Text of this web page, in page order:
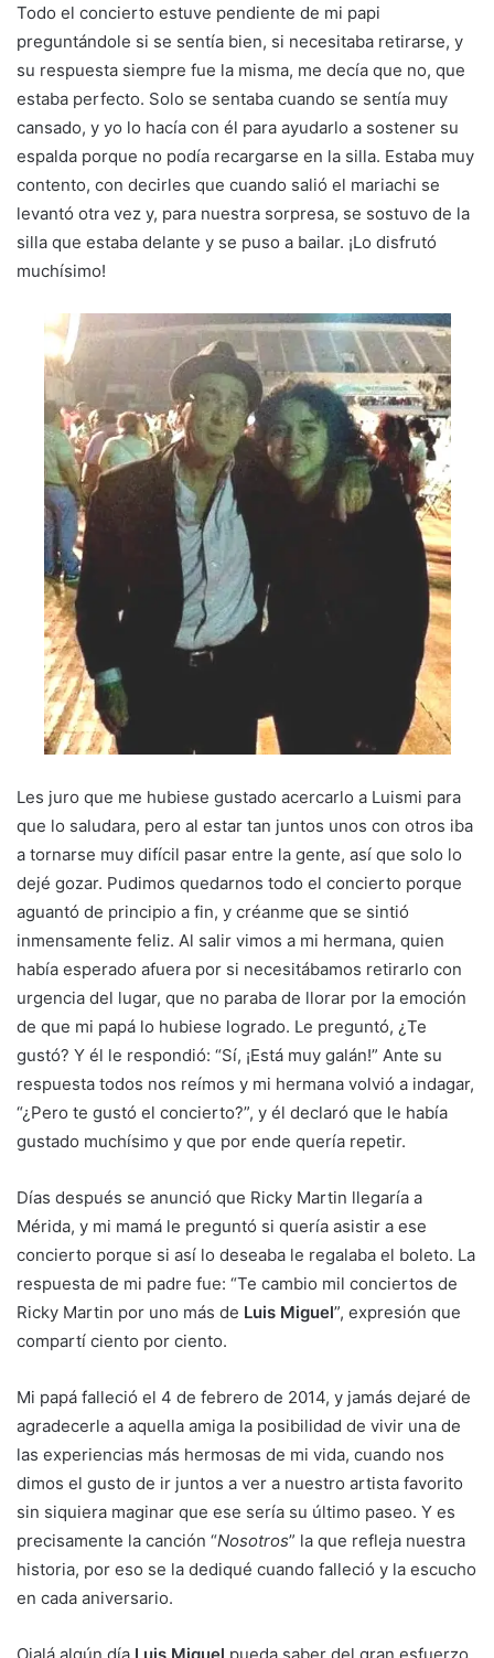
Todo el concierto estuve pendiente de mi papi
preguntándole si se sentía bien, si necesitaba retirarse, y
su respuesta siempre fue la misma, me decía que no, que
estaba perfecto. Solo se sentaba cuando se sentía muy
cansado, y yo lo hacía con él para ayudarlo a sostener su
espalda porque no podía recargarse en la silla. Estaba muy
contento, con decirles que cuando salió el mariachi se
levantó otra vez y, para nuestra sorpresa, se sostuvo de la
silla que estaba delante y se puso a bailar. ¡Lo disfrutó
muchísimo!
Les juro que me hubiese gustado acercarlo a Luismi para
que lo saludara, pero al estar tan juntos unos con otros iba
a tornarse muy difícil pasar entre la gente, así que solo lo
dejé gozar. Pudimos quedarnos todo el concierto porque
aguantó de principio a fin, y créanme que se sintió
inmensamente feliz. Al salir vimos a mi hermana, quien
había esperado afuera por si necesitábamos retirarlo con
urgencia del lugar, que no paraba de llorar por la emoción
de que mi papá lo hubiese logrado. Le preguntó, ¿Te
gustó? Y él le respondió: “Sí, ¡Está muy galán!” Ante su
respuesta todos nos reímos y mi hermana volvió a indagar,
“¿Pero te gustó el concierto?”, y él declaró que le había
gustado muchísimo y que por ende quería repetir.
Días después se anunció que Ricky Martin llegaría a
Mérida, y mi mamá le preguntó si quería asistir a ese
concierto porque si así lo deseaba le regalaba el boleto. La
respuesta de mi padre fue: “Te cambio mil conciertos de
Ricky Martin por uno más de Luis Miguel”, expresión que
compartí ciento por ciento.
Mi papá falleció el 4 de febrero de 2014, y jamás dejaré de
agradecerle a aquella amiga la posibilidad de vivir una de
las experiencias más hermosas de mi vida, cuando nos
dimos el gusto de ir juntos a ver a nuestro artista favorito
sin siquiera maginar que ese sería su último paseo. Y es
precisamente la canción “Nosotros” la que refleja nuestra
historia, por eso se la dediqué cuando falleció y la escucho
en cada aniversario.